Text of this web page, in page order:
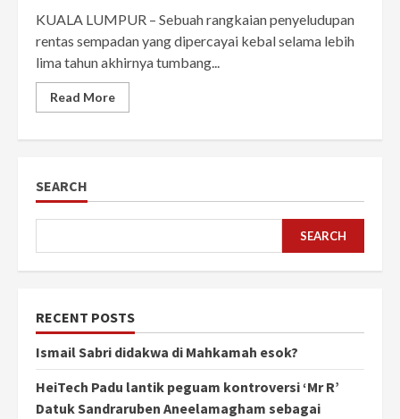
KUALA LUMPUR – Sebuah rangkaian penyeludupan
rentas sempadan yang dipercayai kebal selama lebih
lima tahun akhirnya tumbang...
Read More
SEARCH
SEARCH
RECENT POSTS
Ismail Sabri didakwa di Mahkamah esok?
HeiTech Padu lantik peguam kontroversi ‘Mr R’
Datuk Sandraruben Aneelamagham sebagai